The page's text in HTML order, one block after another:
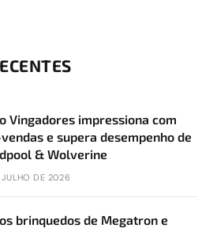
Vingadores impressiona com
e supera desempenho de
& Wolverine
JULHO DE 2026
brinquedos de Megatron e